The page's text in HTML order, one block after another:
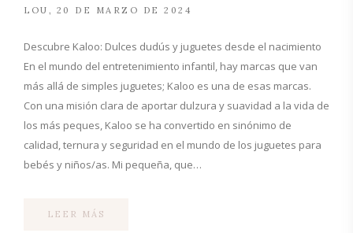
LOU 20 DE MARZO DE 2024
Descubre Kaloo: Dulces dudús y juguetes desde el nacimiento
En el mundo del entretenimiento infantil, hay marcas que van
más allá de simples juguetes; Kaloo es una de esas marcas.
Con una misión clara de aportar dulzura y suavidad a la vida de
los más peques, Kaloo se ha convertido en sinónimo de
calidad, ternura y seguridad en el mundo de los juguetes para
bebés y niños/as. Mi pequeña, que…
LEER MÁS